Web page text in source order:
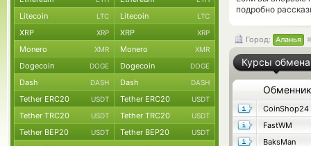
подробно
Город: Аланья
Курсы обмена
Обменник
CoinShop24
FastWM
BaksMan
Litecoin LTC Litecoin LTC
XRP XRP XRP XRP
Monero XMR Monero XMR
Dogecoin DOGE Dogecoin DOGE
Dash DASH Dash DASH
Tether ERC20 USDT Tether ERC20 USDT
Tether TRC20 USDT Tether TRC20 USDT
Tether BEP20 USDT Tether BEP20 USDT